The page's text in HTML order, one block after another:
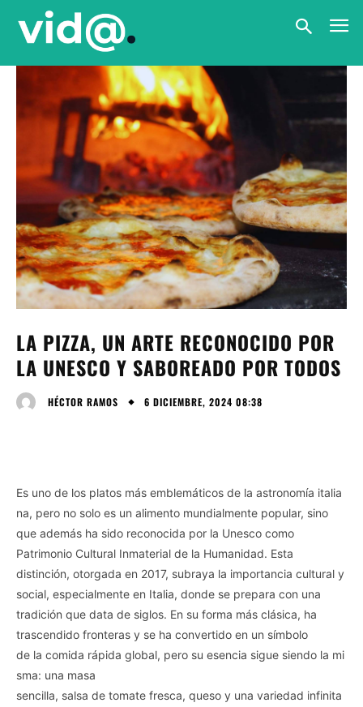
LA PIZZA, UN ARTE RECONOCIDO POR
LA UNESCO Y SABOREADO POR TODOS
HÉCTOR RAMOS 6 DICIEMBRE, 2024 08:38
Es uno de los platos más emblemáticos de la astronomía italia
na, pero no solo es un alimento mundialmente popular, sino
que además ha sido reconocida por la Unesco como
Patrimonio Cultural Inmaterial de la Humanidad. Esta
distinción, otorgada en 2017, subraya la importancia cultural y
social, especialmente en Italia, donde se prepara con una
tradición que data de siglos. En su forma más clásica, ha
trascendido fronteras y se ha convertido en un símbolo
de la comida rápida global, pero su esencia sigue siendo la mi
sma: una masa
sencilla, salsa de tomate fresca, queso y una variedad infinita